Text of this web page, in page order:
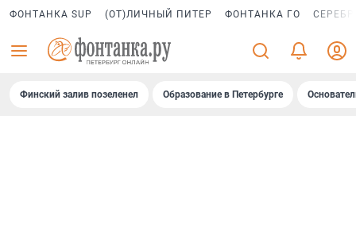
ФОНТАНКА SUP (ОТ)ЛИЧНЫЙ ПИТЕР ФОНТАНКА ГО
Финский залив позеленел Образование в Петербурге